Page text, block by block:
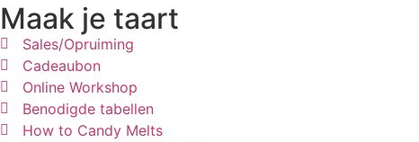
Maak je taart
Sales/Opruiming
Cadeaubon
Online Workshop
Benodigde tabellen
How to Candy Melts